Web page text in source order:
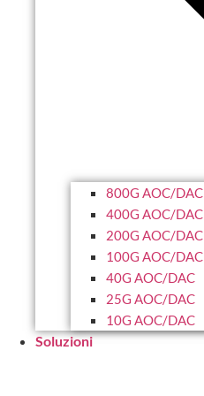
800G AOC/DAC
400G AOC/DAC
200G AOC/DAC
100G AOC/DAC
40G AOC/DAC
25G AOC/DAC
10G AOC/DAC
Soluzioni